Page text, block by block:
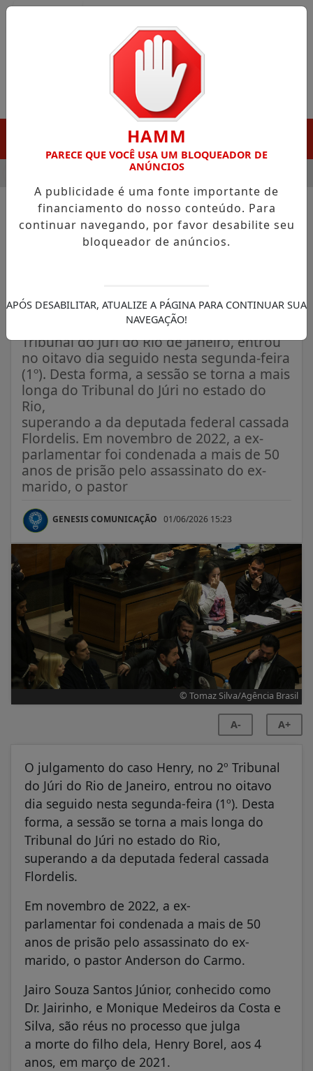
EM PORTO GRANDE COM ATUAÇÃO VOLTADA AO
NOTÍCIAS/JUSTIÇA FEDERAL
Júri do caso Henry chega ao
de Janeiro
O julgamento do caso Henry, no 2º
Tribunal do Júri do Rio de Janeiro, entrou
no oitavo dia seguido nesta segunda-feira
(1º). Desta forma, a sessão se torna a mais
longa do Tribunal do Júri no estado do
Rio,
superando a da deputada federal cassada
Flordelis. Em novembro de 2022, a ex-
parlamentar foi condenada a mais de 50
anos de prisão pelo assassinato do ex-
marido, o pastor
GENESIS COMUNICAÇÃO 01/06/2026 15:23
© Tomaz Silva/Agência Brasil
A- A+
O julgamento do caso Henry, no 2º Tribunal
do Júri do Rio de Janeiro, entrou no oitavo
dia seguido nesta segunda-feira (1º). Desta
forma, a sessão se torna a mais longa do
Tribunal do Júri no estado do Rio,
superando a da deputada federal cassada
Flordelis.
Em novembro de 2022, a ex-
parlamentar foi condenada a mais de 50
anos de prisão pelo assassinato do ex-
marido, o pastor Anderson do Carmo.
Jairo Souza Santos Júnior, conhecido como
Dr. Jairinho, e Monique Medeiros da Costa e
Silva, são réus no processo que julga
a morte do filho dela, Henry Borel, aos 4
anos, em março de 2021.
HAMM
PARECE QUE VOCÊ USA UM BLOQUEADOR DE
ANÚNCIOS
A publicidade é uma fonte importante de
financiamento do nosso conteúdo. Para
continuar navegando, por favor desabilite seu
bloqueador de anúncios.
APÓS DESABILITAR, ATUALIZE A PÁGINA PARA CONTINUAR SUA
NAVEGAÇÃO!